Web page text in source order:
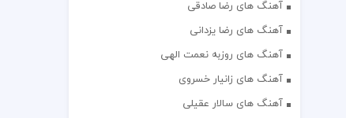
آهنگ های رضا صادقی
آهنگ های رضا یزدانی
آهنگ های روزبه نعمت الهی
آهنگ های زانیار خسروی
آهنگ های سالار عقیلی